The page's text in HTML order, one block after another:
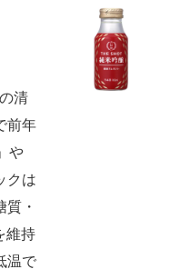
清
前年
や
クは
・
維持
温で